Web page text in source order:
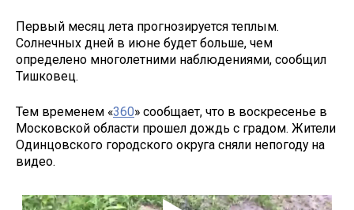
Первый месяц лета прогнозируется теплым.
Солнечных дней в июне будет больше, чем
определено многолетними наблюдениями, сообщил
Тишковец.
Тем временем «360» сообщает, что в воскресенье в
Московской области прошел дождь с градом. Жители
Одинцовского городского округа сняли непогоду на
видео.